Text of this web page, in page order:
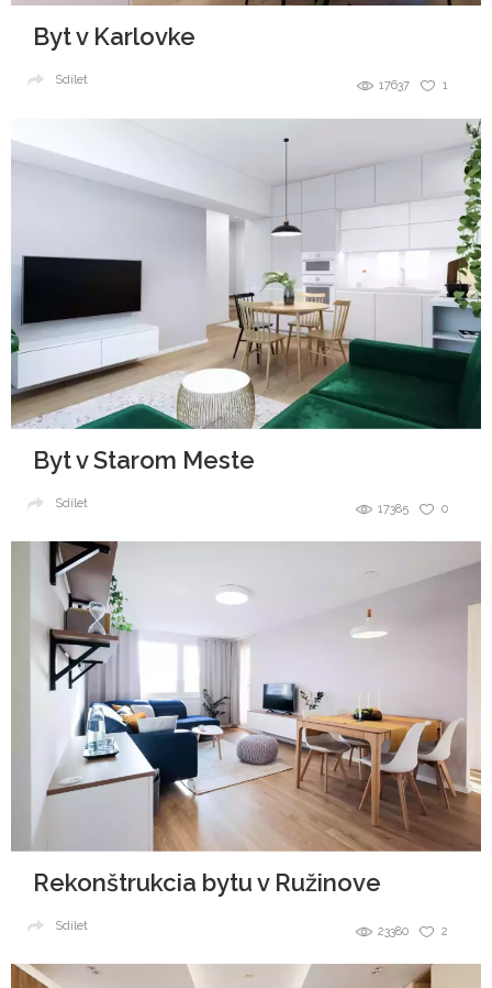
Byt v Karlovke
1
17637
Sdílet
Byt v Starom Meste
0
17385
Sdílet
Rekonštrukcia bytu v Ružinove
2
23380
Sdílet